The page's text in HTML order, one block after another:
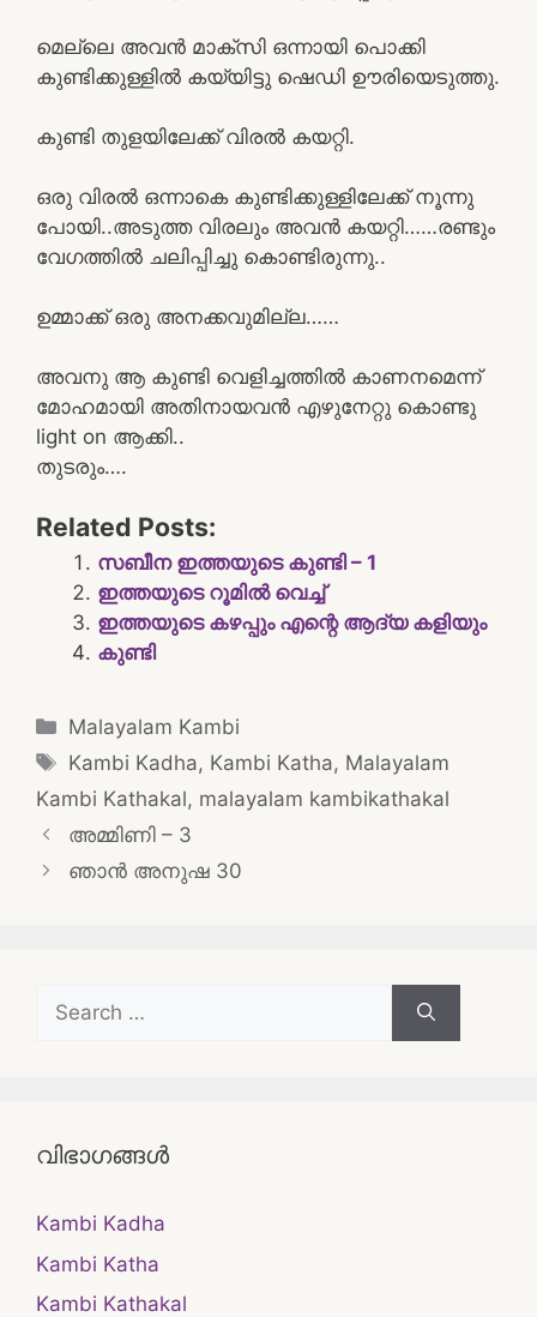
മെല്ലെ അവൻ മാക്സി ഒന്നായി പൊക്കി
കുണ്ടിക്കുള്ളിൽ കയ്യിട്ടു ഷെഡി ഊരിയെടുത്തു.
കുണ്ടി തുളയിലേക്ക് വിരൽ കയറ്റി.
ഒരു വിരൽ ഒന്നാകെ കുണ്ടിക്കുള്ളിലേക്ക് നൂന്നു
പോയി..അടുത്ത വിരലും അവൻ കയറ്റി……രണ്ടും
വേഗത്തിൽ ചലിപ്പിച്ചു കൊണ്ടിരുന്നു..
ഉമ്മാക്ക് ഒരു അനക്കവുമില്ല……
അവനു ആ കുണ്ടി വെളിച്ചത്തിൽ കാണനമെന്ന്
മോഹമായി അതിനായവൻ എഴുനേറ്റു കൊണ്ടു
light on ആക്കി..
തുടരും….
Related Posts:
സബീന ഇത്തയുടെ കുണ്ടി – 1
ഇത്തയുടെ റൂമിൽ വെച്ച്
ഇത്തയുടെ കഴപ്പും എന്റെ ആദ്യ കളിയും
കുണ്ടി
Categories
Malayalam Kambi
Tags
Kambi Kadha, Kambi Katha, Malayalam
Kambi Kathakal, malayalam kambikathakal
Post
navigation
അമ്മിണി – 3
ഞാൻ അനുഷ 30
Search
for:
വിഭാഗങ്ങൾ
Kambi Kadha
Kambi Katha
Kambi Kathakal